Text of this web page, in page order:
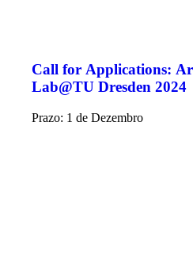
Call for Applications:
Lab@TU Dresden 2024
Prazo: 1 de Dezembro